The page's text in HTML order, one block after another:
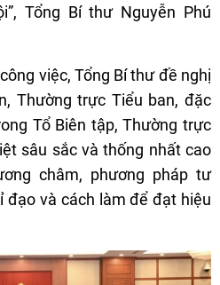
Tổng Bí thư Nguyễn Phú
việc, Tổng Bí thư đề nghị
Thường trực Tiểu ban, đặc
Tổ Biên tập, Thường trực
sâu sắc và thống nhất cao
châm, phương pháp tư
đạo và cách làm để đạt hiệu